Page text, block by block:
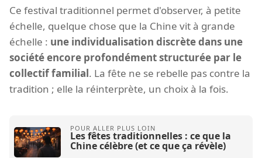
Ce festival traditionnel permet d'observer, à petite
échelle, quelque chose que la Chine vit à grande
échelle : une individualisation discrète dans une
société encore profondément structurée par le
collectif familial. La fête ne se rebelle pas contre la
tradition ; elle la réinterprète, un choix à la fois.
Les fêtes traditionnelles : ce que la
Chine célèbre (et ce que ça révèle)